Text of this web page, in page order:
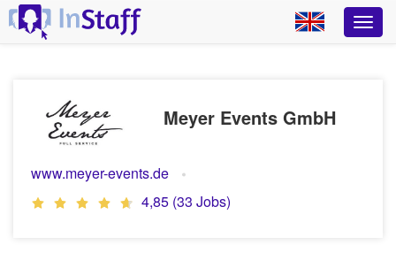
Meyer Events GmbH
www.meyer-events.de
4,85 (33 Jobs)